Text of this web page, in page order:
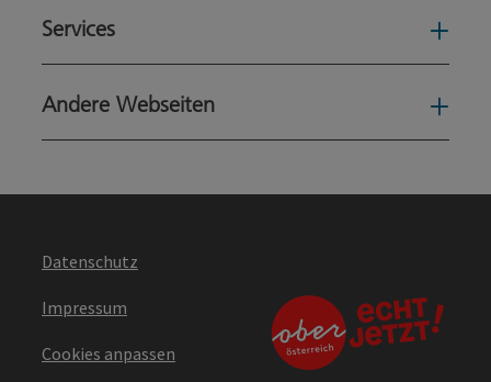
Services
Andere Webseiten
Datenschutz
Impressum
Cookies anpassen